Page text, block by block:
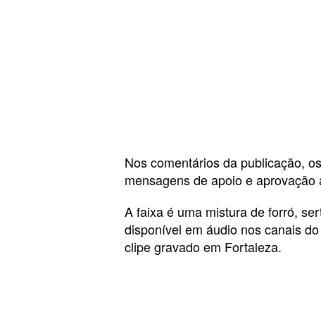
Nos comentários da publicação,
mensagens de apoio e
A faixa é uma mistura de forró,
disponível em áudio nos canais
clipe gravado em Fortaleza.